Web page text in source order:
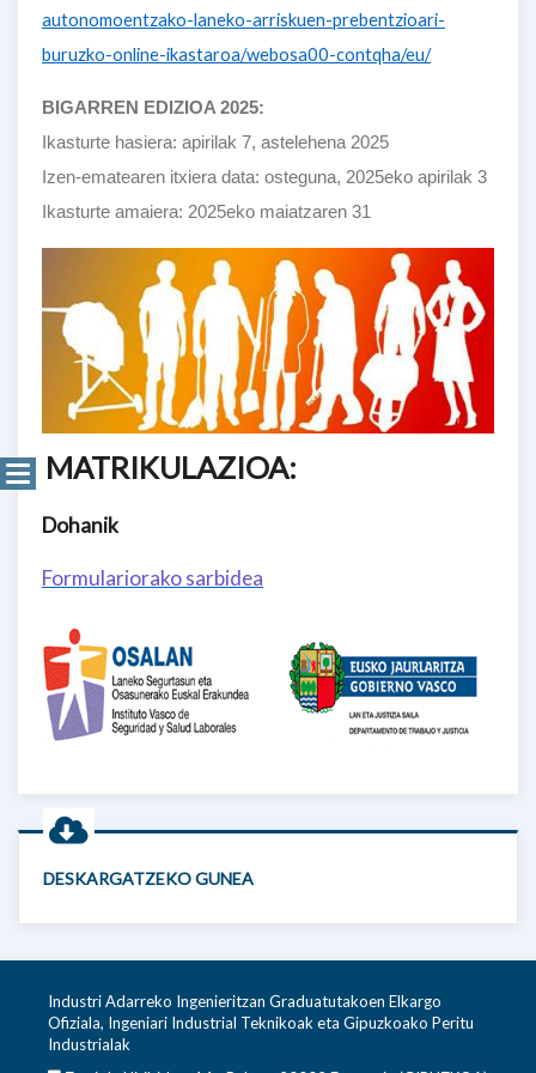
autonomoentzako-laneko-arriskuen-prebentzioari-
buruzko-online-ikastaroa/webosa00-contqha/eu/
BIGARREN EDIZIOA 2025:
Ikasturte hasiera: apirilak 7, astelehena 2025
Izen-ematearen itxiera data: osteguna, 2025eko apirilak 3
Ikasturte amaiera: 2025eko maiatzaren 31
MATRIKULAZIOA:
Dohanik
Formulariorako sarbidea
DESKARGATZEKO GUNEA
Industri Adarreko Ingenieritzan Graduatutakoen Elkargo
Ofiziala, Ingeniari Industrial Teknikoak eta Gipuzkoako Peritu
Industrialak